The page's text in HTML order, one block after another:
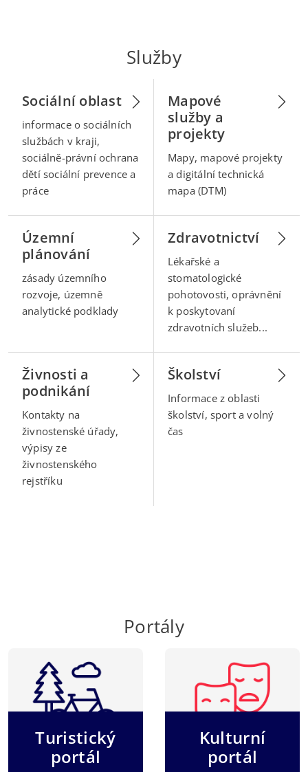
Služby
Sociální oblast
informace o sociálních
službách v kraji,
sociálně-právní ochrana
dětí sociální prevence a
práce
Mapové
služby a
projekty
Mapy, mapové projekty
a digitální technická
mapa (DTM)
Územní
plánování
zásady územního
rozvoje, územně
analytické podklady
Zdravotnictví
Lékařské a
stomatologické
pohotovosti, oprávnění
k poskytovaní
zdravotních služeb...
Živnosti a
podnikání
Kontakty na
živnostenské úřady,
výpisy ze
živnostenského
rejstříku
Školství
Informace z oblasti
školství, sport a volný
čas
Portály
Turistický
portál
Kulturní
portál